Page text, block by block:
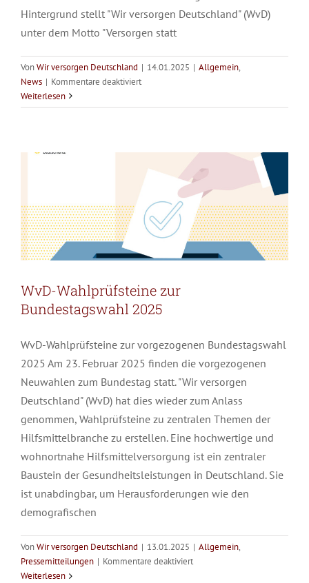
Hintergrund stellt "Wir versorgen Deutschland" (WvD)
unter dem Motto "Versorgen statt
VonWir versorgen Deutschland | 14.01.2025 | Allgemein,
News | Kommentare deaktiviertfür
Plakataktion
Weiterlesen
WvD-Wahlprüfsteine zur
Bundestagswahl 2025
WvD-Wahlprüfsteine zur vorgezogenen Bundestagswahl
2025 Am 23. Februar 2025 finden die vorgezogenen
Neuwahlen zum Bundestag statt. "Wir versorgen
Deutschland" (WvD) hat dies wieder zum Anlass
genommen, Wahlprüfsteine zu zentralen Themen der
Hilfsmittelbranche zu erstellen. Eine hochwertige und
wohnortnahe Hilfsmittelversorgung ist ein zentraler
Baustein der Gesundheitsleistungen in Deutschland. Sie
ist unabdingbar, um Herausforderungen wie den
demografischen
VonWir versorgen Deutschland | 13.01.2025 | Allgemein,
Pressemitteilungen | Kommentare deaktiviertfür
WeiterlesenWvD-Klausur zur Bundestagswahl